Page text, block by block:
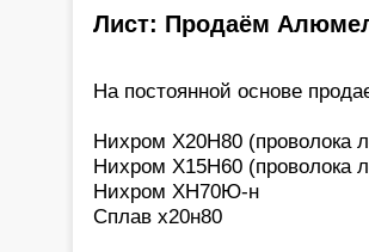
Лист: Продаём
На постоянной основе
Нихром Х20Н80 (проволока
Нихром Х15Н60 (проволока
Нихром ХН70Ю-н
Сплав х20н80